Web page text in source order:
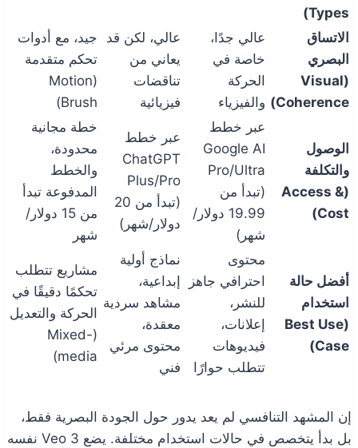
Types)
الاتساق
البصري
(Visual
Coherence)
عالي جدًا،
خاصة في
الحركة
والفيزياء
عالي، لكن قد
يعاني من
تناقضات
فيزيائية
جيد، مع أدوات
تحكم متقدمة
(Motion
Brush)
الوصول
والتكلفة
(Access &
Cost)
عبر خطط
Google AI
Pro/Ultra
(تبدأ من
19.99 دولار/
شهر)
عبر خطط
ChatGPT
Plus/Pro
(تبدأ من 20
دولار/شهر)
خطة مجانية
محدودة،
والخطط
المدفوعة تبدأ
من 15 دولار/
شهر
أفضل حالة
استخدام
(Best Use
Case)
محتوى
احترافي جاهز
للنشر،
إعلانات،
فيديوهات
تتطلب حوارًا
نماذج أولية
إبداعية،
مشاهد سردية
معقدة،
محتوى مرئي
فني
مشاريع تتطلب
تحكمًا دقيقًا في
الحركة والتعديل
(Mixed-
media)
إن المشهد التنافسي لم يعد يدور حول الجودة البصرية فقط،
بل بدأ يتخصص في حالات استخدام مختلفة. يضع Veo 3 نفسه